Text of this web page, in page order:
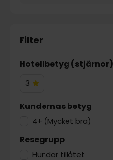
Filter
Hotellbetyg (stjärnor)
3
3
Kundernas betyg
4+ (Mycket bra)
Resegrupp
Hundar tillåtet